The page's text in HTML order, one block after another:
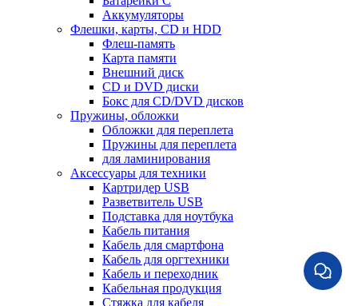
Аккумуляторы
Флешки, карты, CD и HDD
Флеш-память
Карта памяти
Внешний диск
CD и DVD диски
Бокс для CD/DVD дисков
Пружины, обложки
Обложки для переплета
Пружины для переплета
для ламинирования
Аксессуары для техники
Картридер USB
Разветвитель USB
Подставка для ноутбука
Кабель питания
Кабель для смартфона
Кабель для оргтехники
Кабель и переходник
Кабельная продукция
Стяжка для кабеля